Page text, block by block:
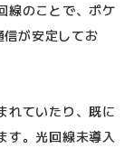
線のことで、ポケ
が安定してお
れていたり、既に
す。光回線未導入